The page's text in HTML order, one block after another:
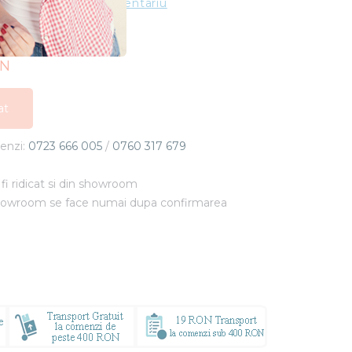
Adauga un comentariu
0723 666 005 / 0760 317 679
ridicat si din showroom
se face numai dupa confirmarea